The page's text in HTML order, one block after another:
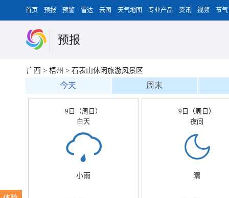
首页 预报 预警 雷达 云图 天气地图 专业产品 资讯 视频 节气
预报
广西 > 梧州 > 石表山休闲旅游风景区
今天 周末
9日（周日）
白天
小雨
9日（周日）
夜间
晴